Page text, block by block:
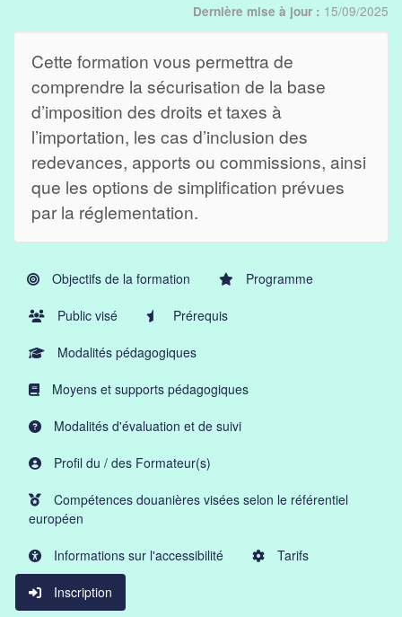
Dernière mise à jour : 15/09/2025
Cette formation vous permettra de
comprendre la sécurisation de la base
d’imposition des droits et taxes à
l’importation, les cas d’inclusion des
redevances, apports ou commissions, ainsi
que les options de simplification prévues
par la réglementation.
Objectifs de la formation Programme
Public visé Prérequis
Modalités pédagogiques
Moyens et supports pédagogiques
Modalités d'évaluation et de suivi
Profil du / des Formateur(s)
Compétences douanières visées selon le référentiel
européen
Informations sur l'accessibilité Tarifs
Inscription